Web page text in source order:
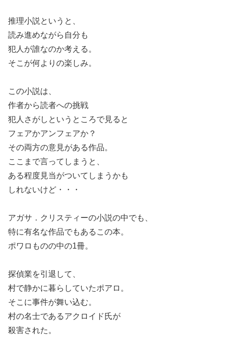
推理小説というと、
読み進めながら自分も
犯人が誰なのか考える。
そこが何よりの楽しみ。
この小説は、
作者から読者への挑戦
犯人さがしというところで見ると
フェアかアンフェアか？
その両方の意見がある作品。
ここまで言ってしまうと、
ある程度見当がついてしまうかも
しれないけど・・・
アガサ．クリスティーの小説の中でも、
特に有名な作品でもあるこの本。
ポワロものの中の1冊。
探偵業を引退して、
村で静かに暮らしていたポアロ。
そこに事件が舞い込む。
村の名士であるアクロイド氏が
殺害された。